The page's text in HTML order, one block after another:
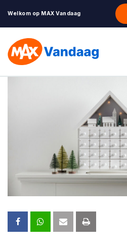
Welkom op MAX Vandaag